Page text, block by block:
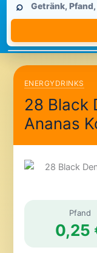
durchsuchen
⌕
ENERGYDRINKS
28 Black
Ananas
Pfand
0,25